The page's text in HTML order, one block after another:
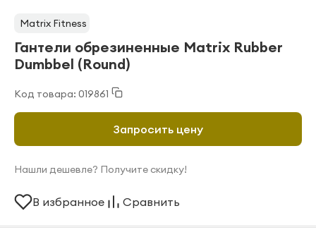
Matrix Fitness
Гантели обрезиненные Matrix Rubber
Dumbbel (Round)
Код товара: 019861
Запросить цену
Нашли дешевле? Получите скидку!
В избранное Сравнить